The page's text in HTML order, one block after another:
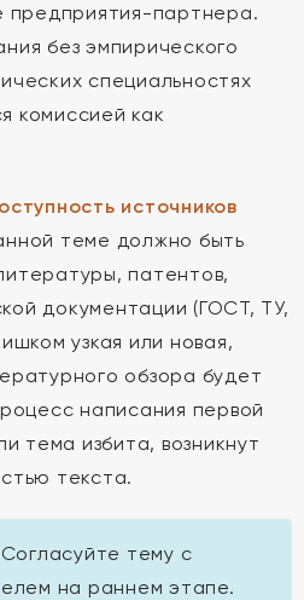
предприятия-партнера.
без эмпирического
специальностях
комиссией как
источников
теме должно быть
патентов,
документации (ГОСТ, ТУ,
узкая или новая,
обзора будет
написания первой
тема избита, возникнут
текста.
Согласуйте тему с
на раннем этапе.